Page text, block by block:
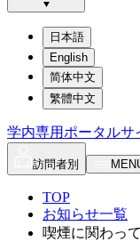
日本語
English
简体中文
繁體中文
学内専用ポータルサ
訪問者別
TOP
お知らせ一覧
喫煙に関わっ